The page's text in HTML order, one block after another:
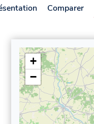
Comparer
+
−